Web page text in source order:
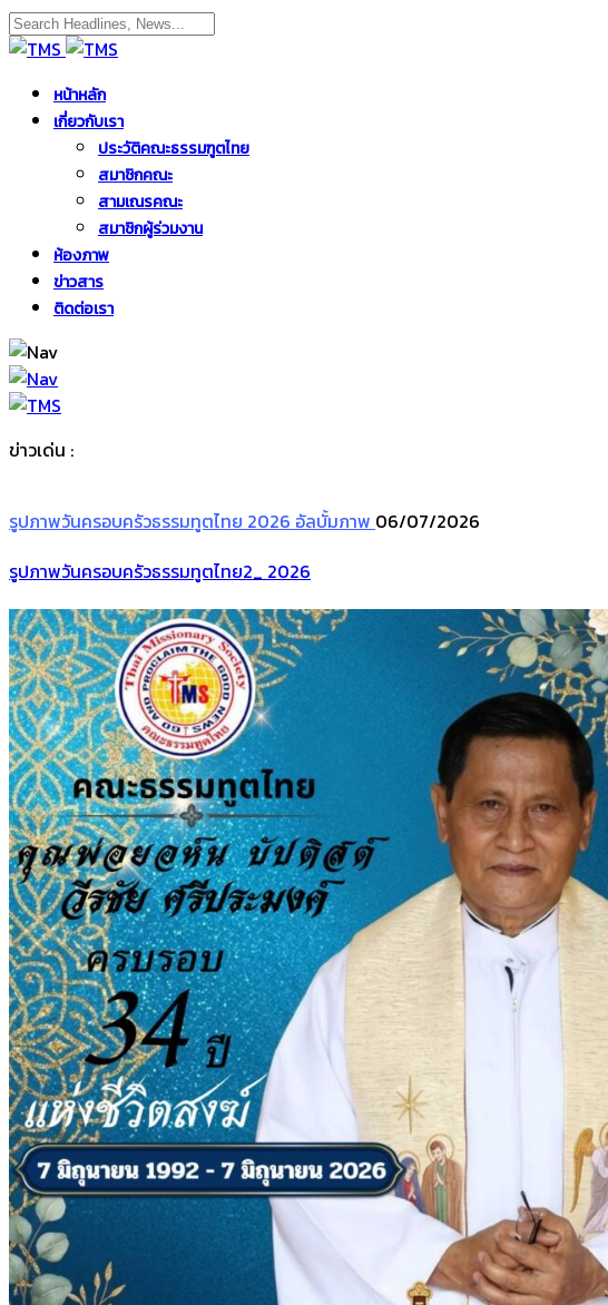
หน้าหลัก
เกี่ยวกับเรา
ประวัติคณะธรรมฑูตไทย
สมาชิกคณะ
สามเณรคณะ
สมาชิกผู้ร่วมงาน
ห้องภาพ
ข่าวสาร
ติดต่อเรา
ข่าวเด่น :
รูปภาพวันครอบครัวธรรมทูตไทย 2026 อัลบั้มภาพ 06/07/2026
รูปภาพวันครอบครัวธรรมทูตไทย2_ 2026